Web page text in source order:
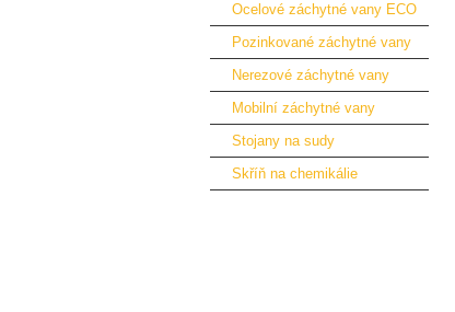
Ocelové záchytné vany ECO
Pozinkované záchytné vany
Nerezové záchytné vany
Mobilní záchytné vany
Stojany na sudy
Skříň na chemikálie